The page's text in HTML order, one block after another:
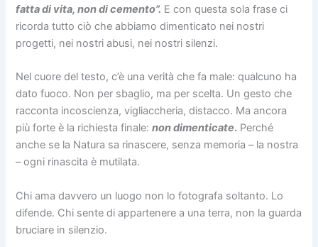
fatta di vita, non di cemento”. E con questa sola frase ci
ricorda tutto ciò che abbiamo dimenticato nei nostri
progetti, nei nostri abusi, nei nostri silenzi.
Nel cuore del testo, c’è una verità che fa male: qualcuno ha
dato fuoco. Non per sbaglio, ma per scelta. Un gesto che
racconta incoscienza, vigliaccheria, distacco. Ma ancora
più forte è la richiesta finale:non dimenticate. Perché
anche se la Natura sa rinascere, senza memoria – la nostra
– ogni rinascita è mutilata.
Chi ama davvero un luogo non lo fotografa soltanto. Lo
difende. Chi sente di appartenere a una terra, non la guarda
bruciare in silenzio.